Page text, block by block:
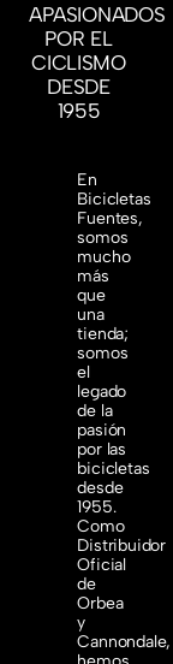
APASIONADOS
POR EL
CICLISMO
DESDE
1955
En
Bicicletas
Fuentes,
somos
mucho
más
que
una
tienda;
somos
el
legado
de la
pasión
por las
bicicletas
desde
1955.
Como
Distribuidor
Oficial
de
Orbea
y
Cannondale,